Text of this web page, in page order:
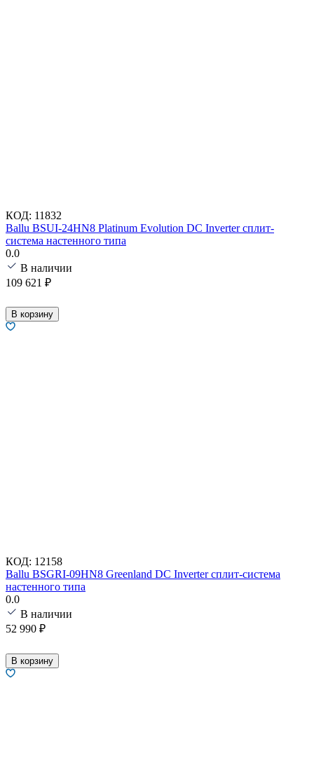
КОД: 11832
Ballu BSUI-24HN8 Platinum Evolution DC Inverter сплит-
система настенного типа
0.0
В наличии
109 621 ₽
В корзину
КОД: 12158
Ballu BSGRI-09HN8 Greenland DC Inverter сплит-система
настенного типа
0.0
В наличии
52 990 ₽
В корзину